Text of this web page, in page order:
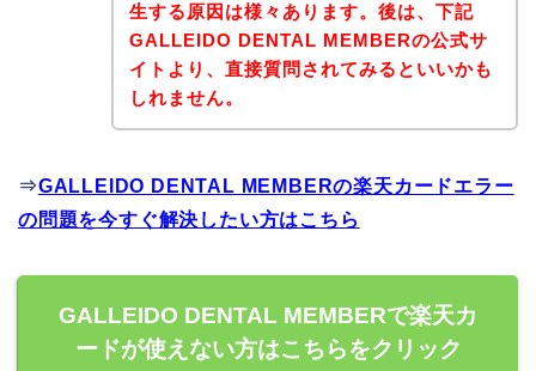
生する原因は様々あります。後は、下記
GALLEIDO DENTAL MEMBERの公式サ
イトより、直接質問されてみるといいかも
しれません。
⇒GALLEIDO DENTAL MEMBERの楽天カードエラー
の問題を今すぐ解決したい方はこちら
GALLEIDO DENTAL MEMBERで楽天カ
ードが使えない方はこちらをクリック